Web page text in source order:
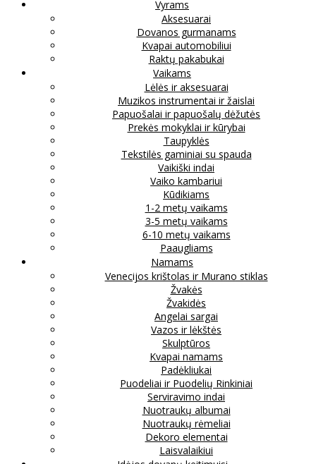
Vyrams
Aksesuarai
Dovanos gurmanams
Kvapai automobiliui
Raktų pakabukai
Vaikams
Lėlės ir aksesuarai
Muzikos instrumentai ir žaislai
Papuošalai ir papuošalų dėžutės
Prekės mokyklai ir kūrybai
Taupyklės
Tekstilės gaminiai su spauda
Vaikiški indai
Vaiko kambariui
Kūdikiams
1-2 metų vaikams
3-5 metų vaikams
6-10 metų vaikams
Paaugliams
Namams
Venecijos krištolas ir Murano stiklas
Žvakės
Žvakidės
Angelai sargai
Vazos ir lėkštės
Skulptūros
Kvapai namams
Padėkliukai
Puodeliai ir Puodelių Rinkiniai
Serviravimo indai
Nuotraukų albumai
Nuotraukų rėmeliai
Dekoro elementai
Laisvalaikiui